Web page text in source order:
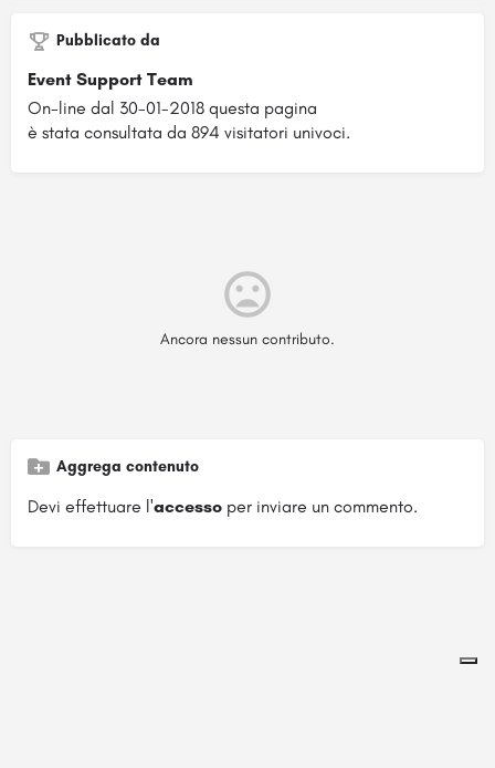
Pubblicato da
Event Support Team
On-line dal 30-01-2018 questa pagina
è stata consultata da 894 visitatori univoci.
Ancora nessun contributo.
Aggrega contenuto
Devi effettuare l'accesso per inviare un commento.